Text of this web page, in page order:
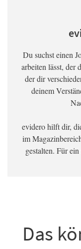
Du suchst einen
arbeiten lässt, der
der dir
deinem
evidero hilft dir,
im
gestalten. Für
Das